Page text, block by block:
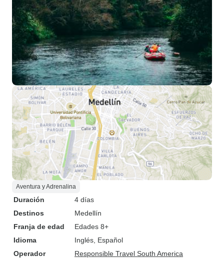
imprescindible
español para
acompañe el
recomendaría
este hermoso
a todos los
favorito? Es
tan diferente y
¡probablemente
Aventura y Adrenalina
Duración
4 días
Destinos
Medellín
Franja de edad
Edades 8+
Idioma
Inglés, Español
Operador
Responsible Travel South America